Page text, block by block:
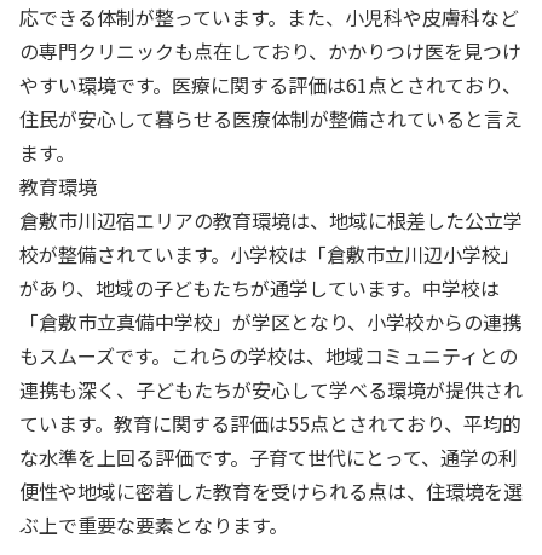
応できる体制が整っています。また、小児科や皮膚科など
の専門クリニックも点在しており、かかりつけ医を見つけ
やすい環境です。医療に関する評価は61点とされており、
住民が安心して暮らせる医療体制が整備されていると言え
ます。
教育環境
倉敷市川辺宿エリアの教育環境は、地域に根差した公立学
校が整備されています。小学校は「倉敷市立川辺小学校」
があり、地域の子どもたちが通学しています。中学校は
「倉敷市立真備中学校」が学区となり、小学校からの連携
もスムーズです。これらの学校は、地域コミュニティとの
連携も深く、子どもたちが安心して学べる環境が提供され
ています。教育に関する評価は55点とされており、平均的
な水準を上回る評価です。子育て世代にとって、通学の利
便性や地域に密着した教育を受けられる点は、住環境を選
ぶ上で重要な要素となります。